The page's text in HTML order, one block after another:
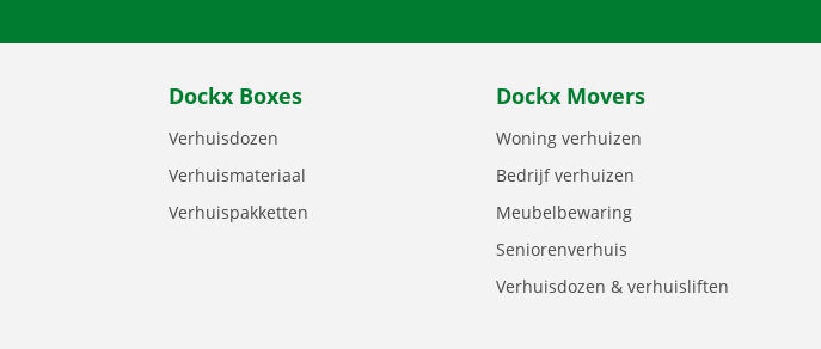
Dockx Boxes
Verhuisdozen
Verhuismateriaal
Verhuispakketten
Dockx Movers
Woning verhuizen
Bedrijf verhuizen
Meubelbewaring
Seniorenverhuis
Verhuisdozen & verhuisliften